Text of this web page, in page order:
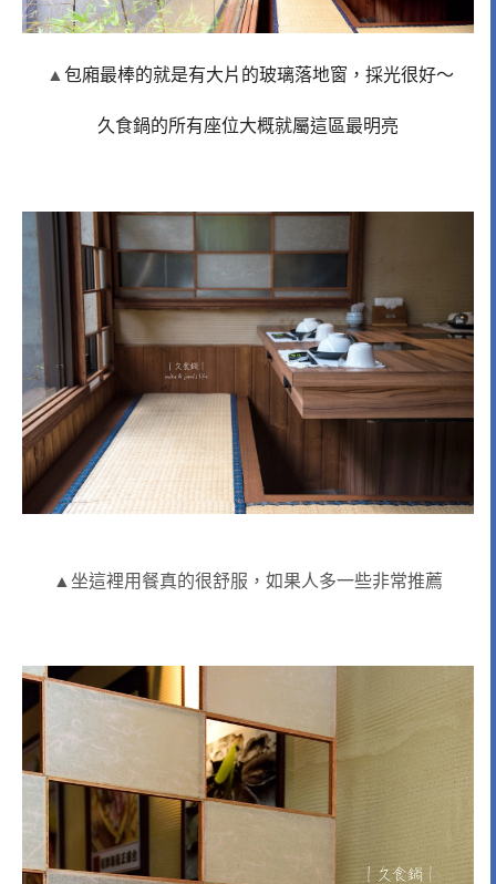
▲ 包廂最棒的就是有大片的玻璃落地窗，採光很好～
久食鍋的所有座位大概就屬這區最明亮
▲坐這裡用餐真的很舒服，如果人多一些非常推薦